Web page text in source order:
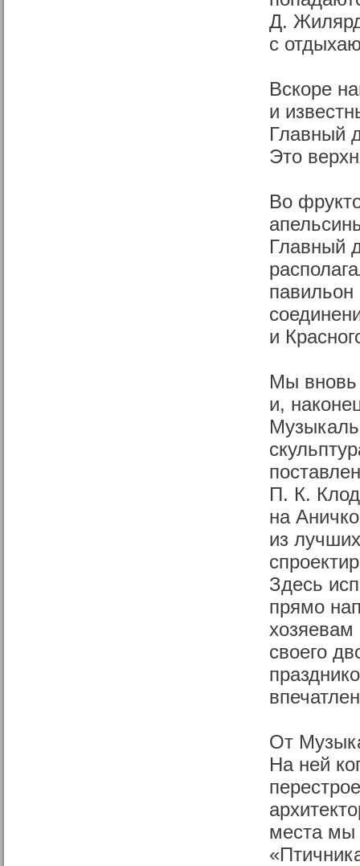
Д.
с
Вскоре
и
Главный
Это
Во
Главный
и
Мы вновь
и,
П. К.
на
из
Здесь
прямо
хозяевам
своего
От
На ней
места мы